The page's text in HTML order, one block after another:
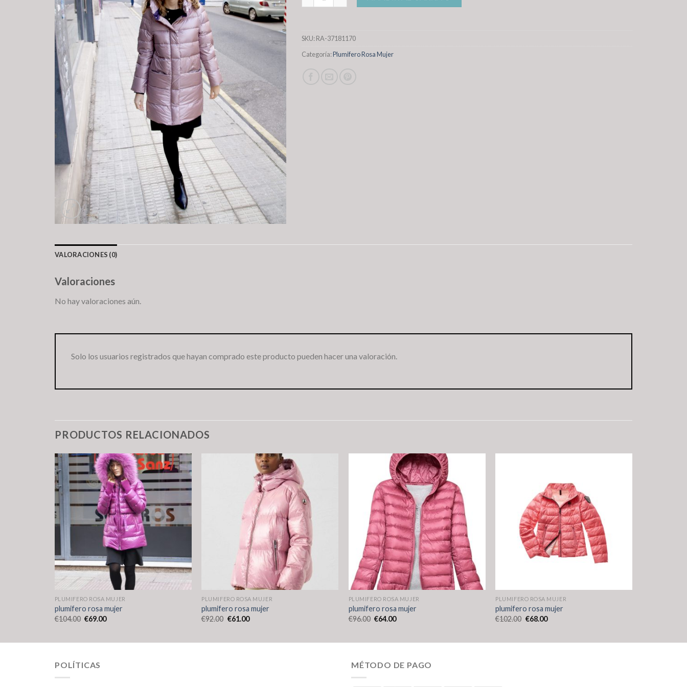
SKU:RA-37181170
Categoría:Plumifero Rosa Mujer
VALORACIONES (0)
Valoraciones
No hay valoraciones aún.
Solo los usuarios registrados que hayan comprado este producto pueden hacer una valoración.
PRODUCTOS RELACIONADOS
PLUMIFERO ROSA MUJER
plumifero rosa mujer
€104.00 €69.00
PLUMIFERO ROSA MUJER
plumifero rosa mujer
€92.00 €61.00
PLUMIFERO ROSA MUJER
plumifero rosa mujer
€96.00 €64.00
PLUMIFERO ROSA MUJER
plumifero rosa mujer
€102.00 €68.00
POLÍTICAS MÉTODO DE PAGO